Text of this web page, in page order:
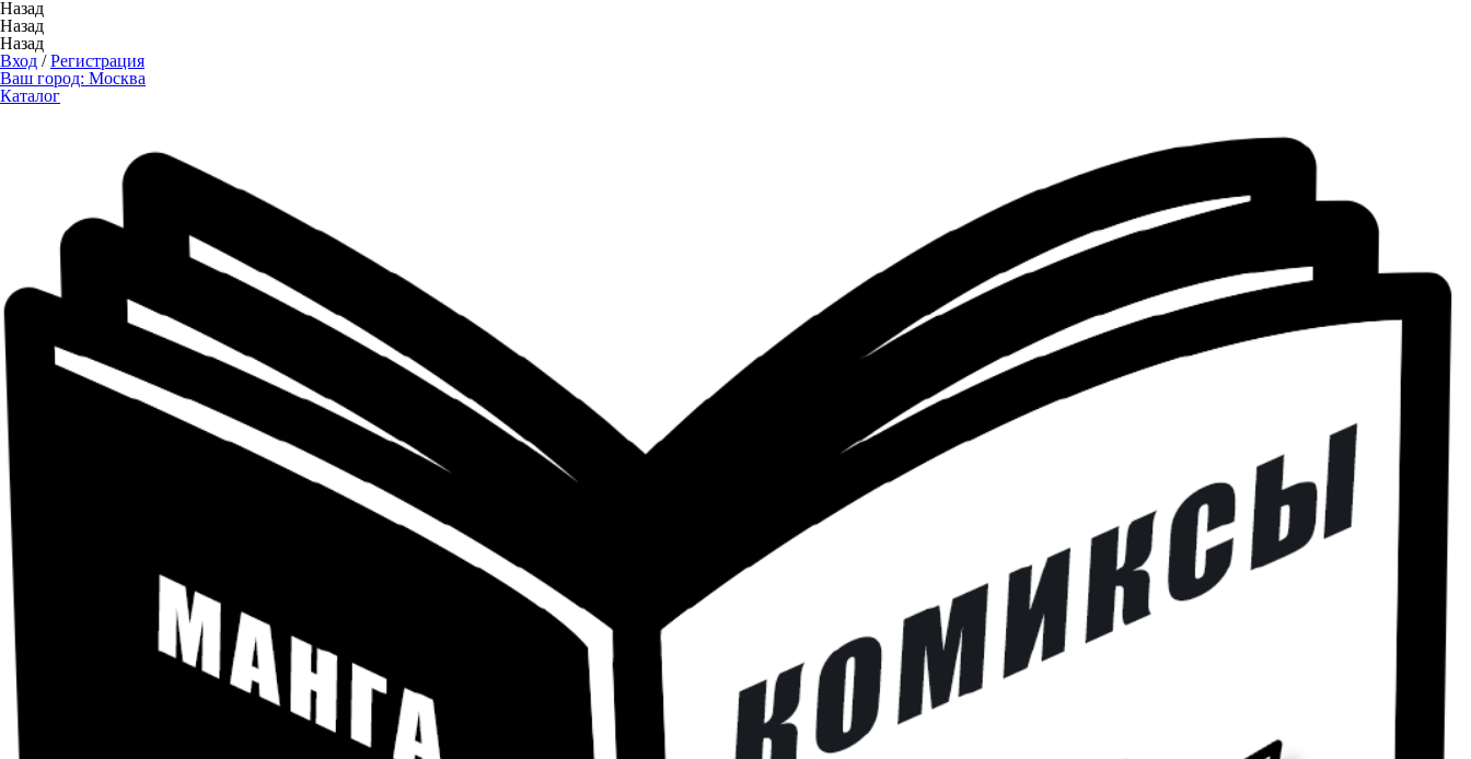
Назад
Назад
Назад
Вход /Регистрация
Ваш город: Москва
Каталог